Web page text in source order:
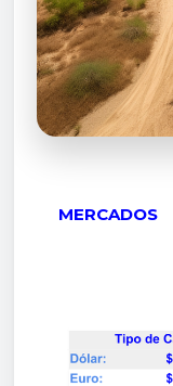
MERCADOS